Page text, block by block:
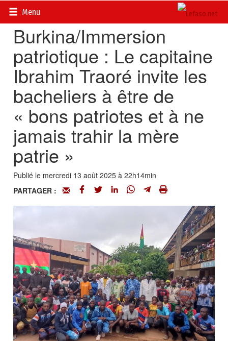
Menu
Accueil>
Burkina/Immersion
patriotique : Le capitaine
Ibrahim Traoré invite les
bacheliers à être de
« bons patriotes et à ne
jamais trahir la mère
patrie »
Publié le mercredi 13 août 2025 à 22h14min
PARTAGER :